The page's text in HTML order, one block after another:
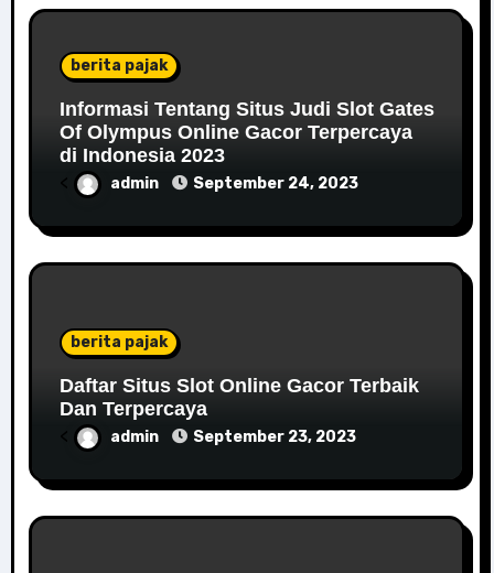
berita pajak
Informasi Tentang Situs Judi Slot Gates
Of Olympus Online Gacor Terpercaya
di Indonesia 2023
< admin September 24, 2023
berita pajak
Daftar Situs Slot Online Gacor Terbaik
Dan Terpercaya
< admin September 23, 2023